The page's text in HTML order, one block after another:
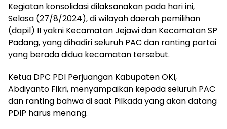
Kegiatan konsolidasi dilaksanakan pada hari ini,
Selasa (27/8/2024), di wilayah daerah pemilihan
(dapil) II yakni Kecamatan Jejawi dan Kecamatan SP
Padang, yang dihadiri seluruh PAC dan ranting partai
yang berada didua kecamatan tersebut.
Ketua DPC PDI Perjuangan Kabupaten OKI,
Abdiyanto Fikri, menyampaikan kepada seluruh PAC
dan ranting bahwa di saat Pilkada yang akan datang
PDIP harus menang.